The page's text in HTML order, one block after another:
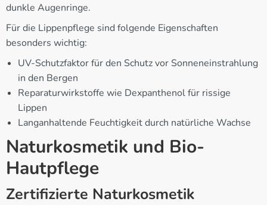
dunkle Augenringe.
Für die Lippenpflege sind folgende Eigenschaften
besonders wichtig:
UV-Schutzfaktor für den Schutz vor Sonneneinstrahlung
in den Bergen
Reparaturwirkstoffe wie Dexpanthenol für rissige
Lippen
Langanhaltende Feuchtigkeit durch natürliche Wachse
Naturkosmetik und Bio-
Hautpflege
Zertifizierte Naturkosmetik